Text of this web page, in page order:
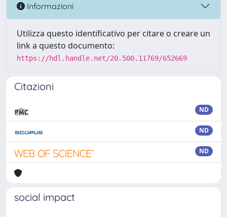
Informazioni
Utilizza questo identificativo per citare o creare un
link a questo documento:
https://hdl.handle.net/20.500.11769/652669
Citazioni
ND
ND
ND
social impact